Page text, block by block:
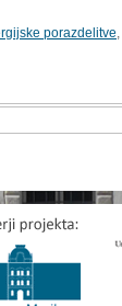
porazdelitve